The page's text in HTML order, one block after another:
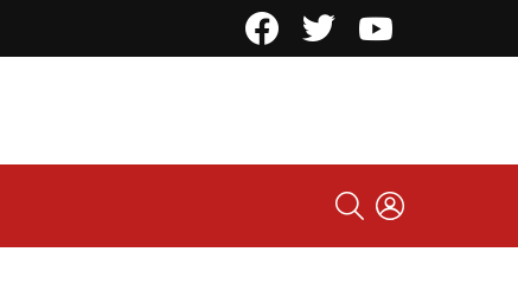
SEARCH